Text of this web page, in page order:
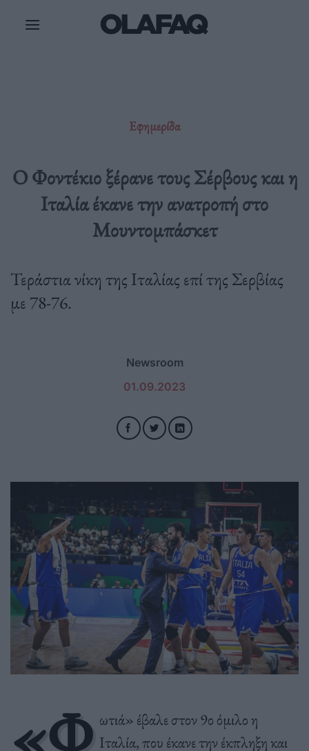
Εφημερίδα
Ο Φοντέκιο ξέρανε τους Σέρβους και η
Ιταλία έκανε την ανατροπή στο
Μουντομπάσκετ
Τεράστια νίκη της Ιταλίας επί της Σερβίας
με 78-76.
Newsroom
01.09.2023
ωτιά» έβαλε στον 9ο όμιλο η
Ιταλία, που έκανε την έκπληξη και